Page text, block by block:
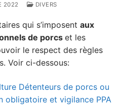
2022 DIVERS
qui s’imposent aux
de porcs et les
le respect des règles
Voir ci-dessous:
Détenteurs de porcs ou
obligatoire et vigilance PPA